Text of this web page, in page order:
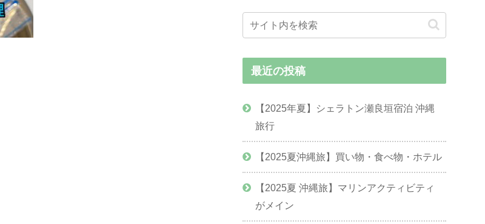
最近の投稿
【2025年夏】シェラトン瀬良垣宿泊 沖縄
旅行
【2025夏沖縄旅】買い物・食べ物・ホテル
【2025夏 沖縄旅】マリンアクティビティ
がメイン